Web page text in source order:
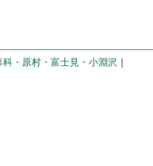
科・原村・富士見・小淵沢